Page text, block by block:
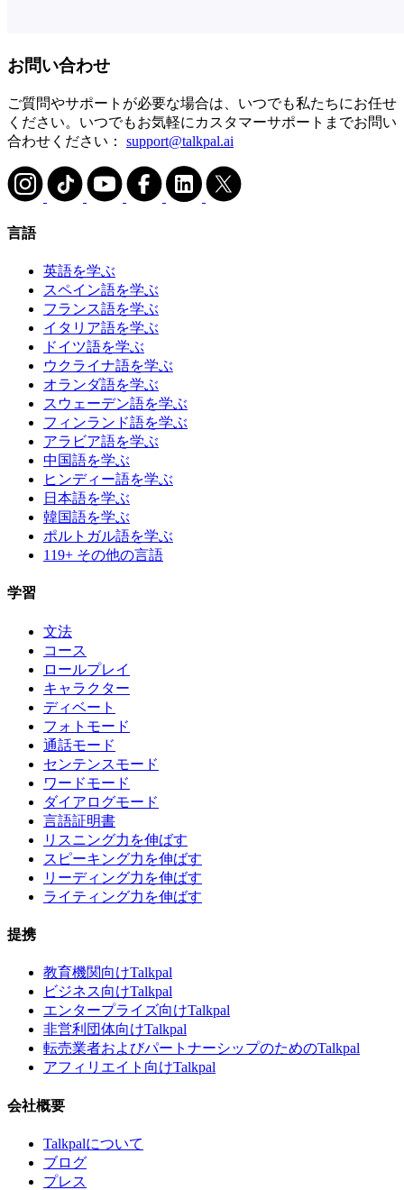
お問い合わせ
ご質問やサポートが必要な場合は、いつでも私たちにお任せ
ください。いつでもお気軽にカスタマーサポートまでお問い
合わせください： support@talkpal.ai
言語
英語を学ぶ
スペイン語を学ぶ
フランス語を学ぶ
イタリア語を学ぶ
ドイツ語を学ぶ
ウクライナ語を学ぶ
オランダ語を学ぶ
スウェーデン語を学ぶ
フィンランド語を学ぶ
アラビア語を学ぶ
中国語を学ぶ
ヒンディー語を学ぶ
日本語を学ぶ
韓国語を学ぶ
ポルトガル語を学ぶ
119+ その他の言語
学習
文法
コース
ロールプレイ
キャラクター
ディベート
フォトモード
通話モード
センテンスモード
ワードモード
ダイアログモード
言語証明書
リスニング力を伸ばす
スピーキング力を伸ばす
リーディング力を伸ばす
ライティング力を伸ばす
提携
教育機関向けTalkpal
ビジネス向けTalkpal
エンタープライズ向けTalkpal
非営利団体向けTalkpal
転売業者およびパートナーシップのためのTalkpal
アフィリエイト向けTalkpal
会社概要
Talkpalについて
ブログ
プレス